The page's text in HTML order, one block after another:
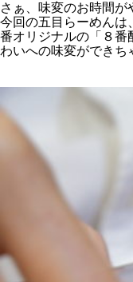
さぁ、味変のお時間が
今回の五目らーめんは
番オリジナルの「８番
わいへの味変ができち